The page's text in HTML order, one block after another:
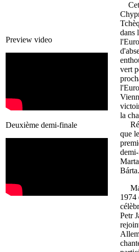
Preview video
Deuxième demi-finale
dans
vert
la
que
Bárta.
1974
Petr